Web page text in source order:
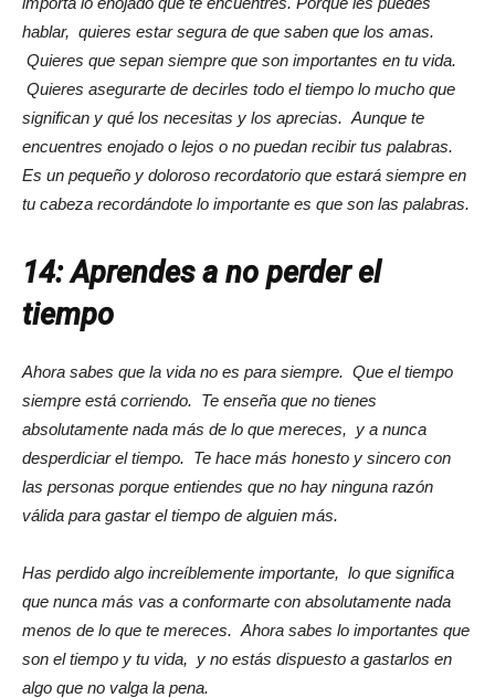
hablar, quieres estar segura de que saben que los amas.
Quieres que sepan siempre que son importantes en tu vida.
Quieres asegurarte de decirles todo el tiempo lo mucho que
significan y qué los necesitas y los aprecias. Aunque te
encuentres enojado o lejos o no puedan recibir tus palabras.
Es un pequeño y doloroso recordatorio que estará siempre en
tu cabeza recordándote lo importante es que son las palabras.
14: Aprendes a no perder el
tiempo
Ahora sabes que la vida no es para siempre. Que el tiempo
siempre está corriendo. Te enseña que no tienes
absolutamente nada más de lo que mereces, y a nunca
desperdiciar el tiempo. Te hace más honesto y sincero con
las personas porque entiendes que no hay ninguna razón
válida para gastar el tiempo de alguien más.
Has perdido algo increíblemente importante, lo que significa
que nunca más vas a conformarte con absolutamente nada
menos de lo que te mereces. Ahora sabes lo importantes que
son el tiempo y tu vida, y no estás dispuesto a gastarlos en
algo que no valga la pena.